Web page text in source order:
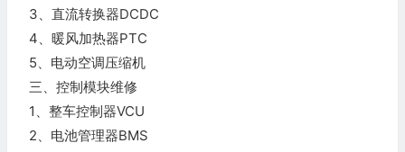
3、直流转换器DCDC
4、暖风加热器PTC
5、电动空调压缩机
三、控制模块维修
1、整车控制器VCU
2、电池管理器BMS